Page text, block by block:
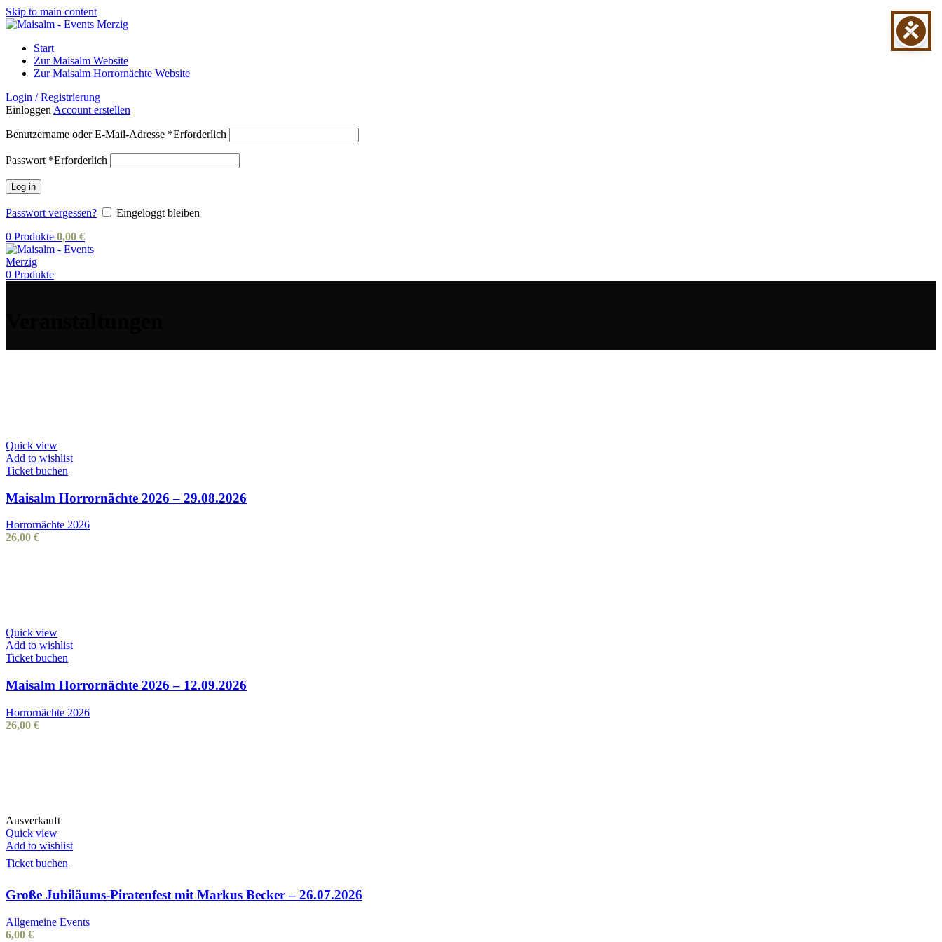
Skip to main content
Start
Zur Maisalm Website
Zur Maisalm Horrornächte Website
Login / Registrierung
Einloggen Account erstellen
Benutzername oder E-Mail-Adresse *Erforderlich
Passwort *Erforderlich
Log in
Passwort vergessen?
Eingeloggt bleiben
0 Produkte 0,00 €
0 Produkte
Quick view
Add to wishlist
Ticket buchen
Maisalm Horrornächte 2026 – 29.08.2026
Horrornächte 2026
26,00 €
Quick view
Add to wishlist
Ticket buchen
Maisalm Horrornächte 2026 – 12.09.2026
Horrornächte 2026
26,00 €
Ausverkauft
Quick view
Add to wishlist
Ticket buchen
Große Jubiläums-Piratenfest mit Markus Becker – 26.07.2026
Allgemeine Events
6,00 €